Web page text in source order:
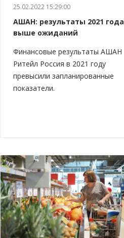
25.02.2022 15:29:00
АШАН: результаты 2021 года
выше ожиданий
Финансовые результаты АШАН
Ритейл Россия в 2021 году
превысили запланированные
показатели.